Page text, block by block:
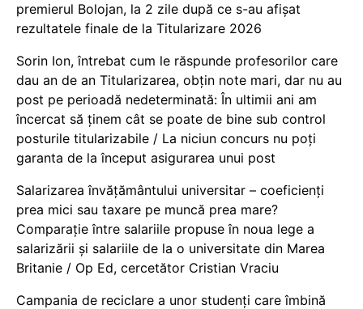
premierul Bolojan, la 2 zile după ce s-au afișat
rezultatele finale de la Titularizare 2026
Sorin Ion, întrebat cum le răspunde profesorilor care
dau an de an Titularizarea, obțin note mari, dar nu au
post pe perioadă nedeterminată: În ultimii ani am
încercat să ținem cât se poate de bine sub control
posturile titularizabile / La niciun concurs nu poți
garanta de la început asigurarea unui post
Salarizarea învățământului universitar – coeficienți
prea mici sau taxare pe muncă prea mare?
Comparație între salariile propuse în noua lege a
salarizării și salariile de la o universitate din Marea
Britanie / Op Ed, cercetător Cristian Vraciu
Campania de reciclare a unor studenți care îmbină